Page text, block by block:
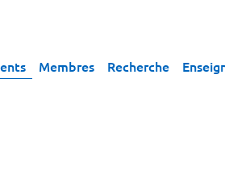
Membres Recherche